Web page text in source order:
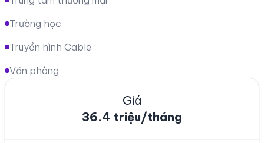
Trường học
Truyền hình Cable
Văn phòng
Giá
36.4 triệu/tháng